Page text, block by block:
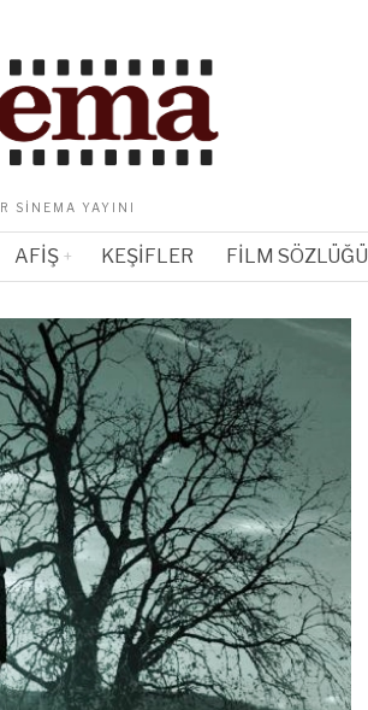
SINEMA YAYINI
AFIŞ KEŞIFLER FILM SÖZLÜĞÜ